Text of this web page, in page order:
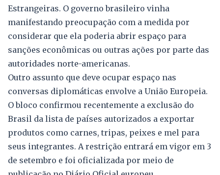
Estrangeiras. O governo brasileiro vinha
manifestando preocupação com a medida por
considerar que ela poderia abrir espaço para
sanções econômicas ou outras ações por parte das
autoridades norte-americanas.
Outro assunto que deve ocupar espaço nas
conversas diplomáticas envolve a União Europeia.
O bloco confirmou recentemente a exclusão do
Brasil da lista de países autorizados a exportar
produtos como carnes, tripas, peixes e mel para
seus integrantes. A restrição entrará em vigor em 3
de setembro e foi oficializada por meio de